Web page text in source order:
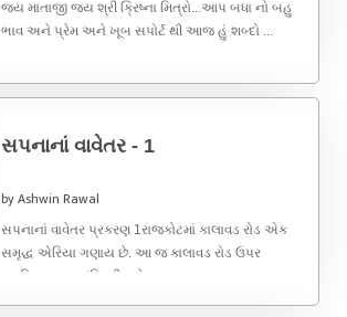
જય માતાજી જય શ્રી ક્રિષ્ના મિત્રો...આપ બધા નો બહુ
ભાવ અને પ્રેમ અને ખૂબ સપોર્ટ થી આજ હું શબ્દો ...
સપનાનાં વાવેતર - 1
by Ashwin Rawal
સપનાનાં વાવેતર પ્રકરણ 1રાજકોટમાં કાલાવડ રોડ એક
સમૃદ્ધ એરિયા ગણાય છે. આ જ કાલાવડ રોડ ઉપર
સ્વામિનારાયણ મંદિરથી સહેજ ...